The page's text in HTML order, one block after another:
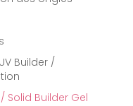
Builder /
Solid Builder Gel